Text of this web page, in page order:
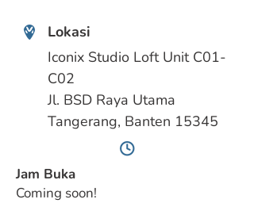
Lokasi
Iconix Studio Loft Unit C01-
C02
Jl. BSD Raya Utama
Tangerang, Banten 15345
Jam Buka
Coming soon!